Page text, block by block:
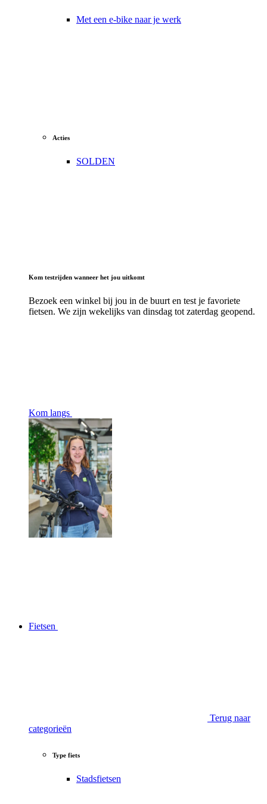
Met een e-bike naar je werk
Acties
SOLDEN
Kom testrijden wanneer het jou uitkomt
Bezoek een winkel bij jou in de buurt en test je favoriete
fietsen. We zijn wekelijks van dinsdag tot zaterdag geopend.
Kom langs
Fietsen
Terug naar
categorieën
Type fiets
Stadsfietsen